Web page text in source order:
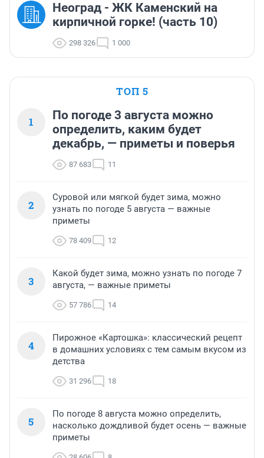
Неоград - ЖК Каменский на
кирпичной горке! (часть 10)
298 326 1 000
ТОП 5
1
По погоде 3 августа можно
определить, каким будет
декабрь, — приметы и поверья
87 683 11
2
Суровой или мягкой будет зима, можно
узнать по погоде 5 августа — важные
приметы
78 409 12
3
Какой будет зима, можно узнать по погоде 7
августа, — важные приметы
57 786 14
4
Пирожное «Картошка»: классический рецепт
в домашних условиях с тем самым вкусом из
детства
31 296 18
5
По погоде 8 августа можно определить,
насколько дождливой будет осень — важные
приметы